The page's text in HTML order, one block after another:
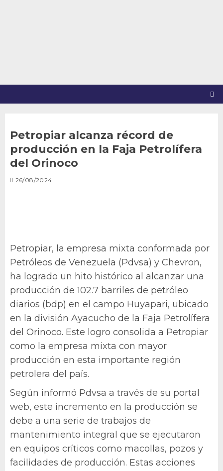
Petropiar alcanza récord de
producción en la Faja Petrolífera
del Orinoco
26/08/2024
Petropiar, la empresa mixta conformada por
Petróleos de Venezuela (Pdvsa) y Chevron,
ha logrado un hito histórico al alcanzar una
producción de 102.7 barriles de petróleo
diarios (bdp) en el campo Huyapari, ubicado
en la división Ayacucho de la Faja Petrolífera
del Orinoco. Este logro consolida a Petropiar
como la empresa mixta con mayor
producción en esta importante región
petrolera del país.
Según informó Pdvsa a través de su portal
web, este incremento en la producción se
debe a una serie de trabajos de
mantenimiento integral que se ejecutaron
en equipos críticos como macollas, pozos y
facilidades de producción. Estas acciones